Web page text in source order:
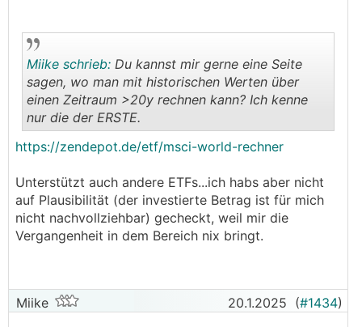
..
Miike schrieb: Du kannst mir gerne eine Seite
sagen, wo man mit historischen Werten über
einen Zeitraum >20y rechnen kann? Ich kenne
nur die der ERSTE.
https://zendepot.de/etf/msci-world-rechner
Unterstützt auch andere ETFs...ich habs aber nicht
auf Plausibilität (der investierte Betrag ist für mich
nicht nachvollziehbar) gecheckt, weil mir die
Vergangenheit in dem Bereich nix bringt.
Miike 20.1.2025 (#1434)